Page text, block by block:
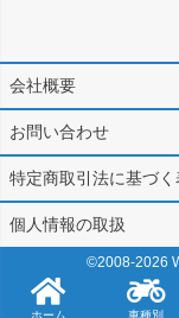
ホーム 車種別
会社概要
お問い合わせ
特定商取引法に基づく
個人情報の取扱
©2008-2026